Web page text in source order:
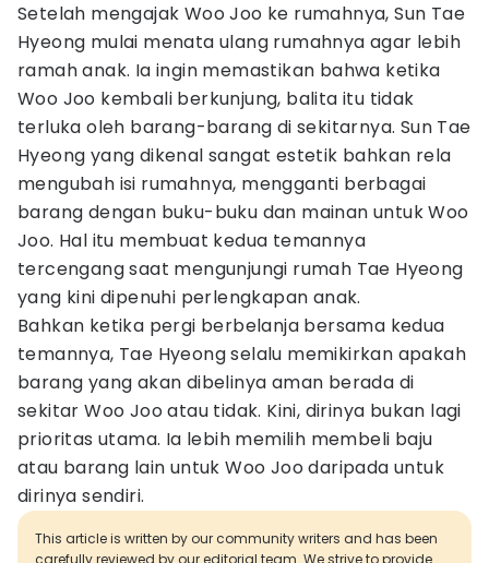
Setelah mengajak Woo Joo ke rumahnya, Sun Tae
Hyeong mulai menata ulang rumahnya agar lebih
ramah anak. Ia ingin memastikan bahwa ketika
Woo Joo kembali berkunjung, balita itu tidak
terluka oleh barang-barang di sekitarnya. Sun Tae
Hyeong yang dikenal sangat estetik bahkan rela
mengubah isi rumahnya, mengganti berbagai
barang dengan buku-buku dan mainan untuk Woo
Joo. Hal itu membuat kedua temannya
tercengang saat mengunjungi rumah Tae Hyeong
yang kini dipenuhi perlengkapan anak.
Bahkan ketika pergi berbelanja bersama kedua
temannya, Tae Hyeong selalu memikirkan apakah
barang yang akan dibelinya aman berada di
sekitar Woo Joo atau tidak. Kini, dirinya bukan lagi
prioritas utama. Ia lebih memilih membeli baju
atau barang lain untuk Woo Joo daripada untuk
dirinya sendiri.
This article is written by our community writers and has been
carefully reviewed by our editorial team. We strive to provide